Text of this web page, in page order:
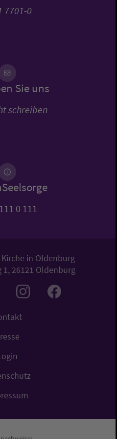
7701-0
Sie uns
schreiben
0 111
in Oldenburg
26121 Oldenburg